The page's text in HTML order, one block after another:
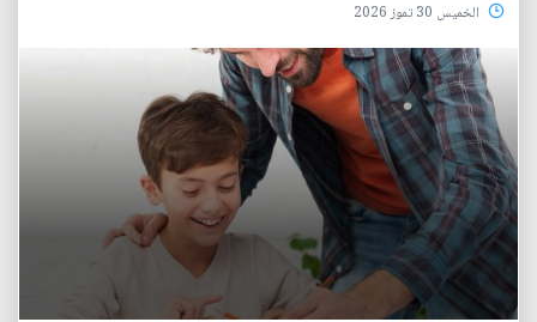
الخميس 30 تموز 2026